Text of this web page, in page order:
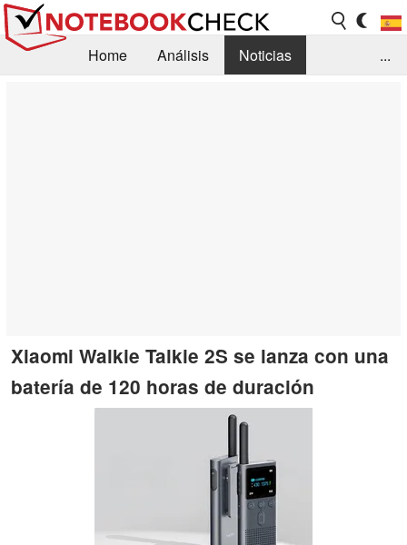
Home Análisis
Noticias
...
Xiaomi Walkie Talkie 2S se lanza con una
batería de 120 horas de duración